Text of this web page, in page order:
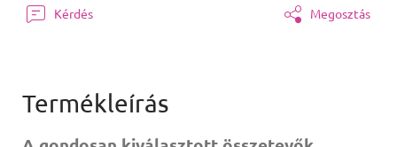
Kérdés Megosztás